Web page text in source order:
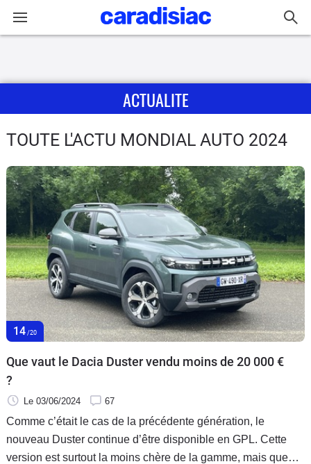
Actu
Essais
Guide
d'achat
Electriques
Utilitaires
Flottes
Auto
Services
Forum
Moto
ACTUALITE
TOUTE L'ACTU MONDIAL AUTO 2024
14 /20
Que vaut le Dacia Duster vendu moins de 20 000 €
?
Le 03/06/2024 67
Comme c’était le cas de la précédente génération, le
nouveau Duster continue d’être disponible en GPL. Cette
version est surtout la moins chère de la gamme, mais que